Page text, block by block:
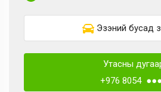
Эзэний бусад
Утасны
+976 8054